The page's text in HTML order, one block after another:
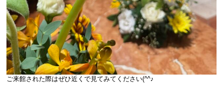
ご来館された際はぜひ近くで見てみてください(^^♪